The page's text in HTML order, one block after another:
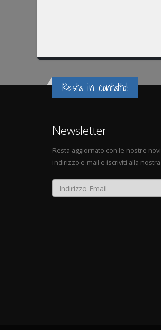
Resta in contatto!
Newsletter
Resta aggiornato con le nostre
indirizzo e-mail e iscriviti alla